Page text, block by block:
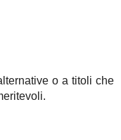
o a titoli che